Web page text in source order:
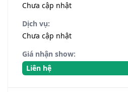
Chưa cập nhật
Dịch vụ:
Chưa cập nhật
Giá nhận show:
Liên hệ